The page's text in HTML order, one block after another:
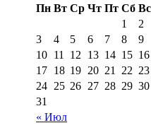
Пн Вт Ср Чт Пт Сб Вс
« Июл
1
2
3
4 5 6 7 8
9
10 11 12 13 14 15 16
17 18 19 20 21 22 23
24 25 26 27 28 29 30
31